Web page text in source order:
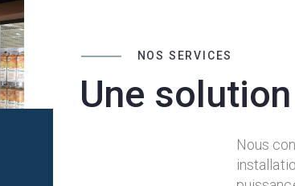
NOS SERVICES
Une
Nous